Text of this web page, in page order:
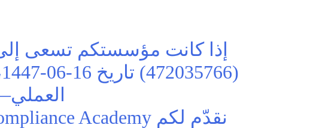
إذا كانت مؤسستكم تسعى